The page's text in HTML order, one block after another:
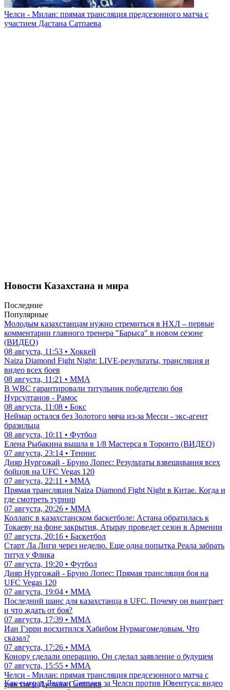
Челси - Милан: прямая трансляция предсезонного матча с
участием Дастана Сатпаева
Новости Казахстана и мира
Последние
Популярные
Молодым казахстанцам нужно стремиться в НХЛ – первые
комментарии главного тренера "Барыса" в новом сезоне
(ВИДЕО)
08 августа, 11:53 • Хоккей
Naiza Diamond Fight Night: LIVE-результаты, трансляция и
видео всех боев
08 августа, 11:21 • ММА
В WBC гарантировали титульник победителю боя
Нурсултанов - Рамос
08 августа, 11:08 • Бокс
Неймар остался без Золотого мяча из-за Месси - экс-агент
бразильца
08 августа, 10:11 • Футбол
Елена Рыбакина вышла в 1/8 Мастерса в Торонто (ВИДЕО)
07 августа, 23:14 • Теннис
Дияр Нургожай - Бруно Лопес: Результаты взвешивания всех
бойцов на UFC Vegas 120
07 августа, 22:11 • ММА
Прямая трансляция Naiza Diamond Fight Night в Китае. Когда и
где смотреть турнир
07 августа, 20:26 • ММА
Коллапс в казахстанском баскетболе: Астана обратилась к
Токаеву на фоне закрытия, Атырау проведет сезон в Армении
07 августа, 20:16 • Баскетбол
Старт Ла Лиги через неделю. Еще одна попытка Реала забрать
титул у Флика
07 августа, 19:20 • Футбол
Дияр Нургожай - Бруно Лопес: Прямая трансляция боя на
UFC Vegas 120
07 августа, 19:04 • ММА
Последний шанс для казахстанца в UFC. Почему он выиграет
и что ждать от боя?
07 августа, 17:39 • ММА
Иан Гэрри восхитился Хабибом Нурмагомедовым. Что
сказал?
07 августа, 17:26 • ММА
Конору сделали операцию. Он сделал заявление о будущем
07 августа, 15:55 • ММА
Челси - Милан: прямая трансляция предсезонного матча с
участием Дастана Сатпаева
Как сыграл Дастан Сатпаев за Челси против Ювентуса: видео